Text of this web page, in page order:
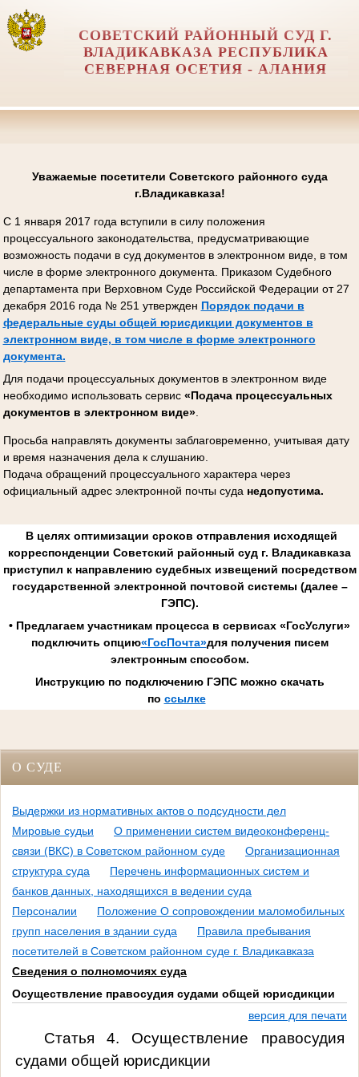
СОВЕТСКИЙ РАЙОННЫЙ СУД Г.
ВЛАДИКАВКАЗА РЕСПУБЛИКА
СЕВЕРНАЯ ОСЕТИЯ - АЛАНИЯ
Уважаемые посетители Советского районного суда
г.Владикавказа!
С 1 января 2017 года вступили в силу положения
процессуального законодательства, предусматривающие
возможность подачи в суд документов в электронном виде, в том
числе в форме электронного документа. Приказом Судебного
департамента при Верховном Суде Российской Федерации от 27
декабря 2016 года № 251 утвержден Порядок подачи в
федеральные суды общей юрисдикции документов в
электронном виде, в том числе в форме электронного
документа.
Для подачи процессуальных документов в электронном виде
необходимо использовать сервис «Подача процессуальных
документов в электронном виде».
Просьба направлять документы заблаговременно, учитывая дату
и время назначения дела к слушанию.
Подача обращений процессуального характера через
официальный адрес электронной почты суда недопустима.
В целях оптимизации сроков отправления исходящей
корреспонденции Советский районный суд г. Владикавказа
приступил к направлению судебных извещений посредством
государственной электронной почтовой системы (далее –
ГЭПС).
• Предлагаем участникам процесса в сервисах «ГосУслуги»
подключить опцию«ГосПочта»для получения писем
электронным способом.
Инструкцию по подключению ГЭПС можно скачать
по ссылке
О СУДЕ
Выдержки из нормативных актов о подсудности дел
Мировые судьи
О применении систем видеоконференц-
связи (ВКС) в Советском районном суде
Организационная
структура суда
Перечень информационных систем и
банков данных, находящихся в ведении суда
Персоналии
Положение О сопровождении маломобильных
групп населения в здании суда
Правила пребывания
посетителей в Советском районном суде г. Владикавказа
Сведения о полномочиях суда
Осуществление правосудия судами общей юрисдикции
версия для печати
Статья 4. Осуществление правосудия
судами общей юрисдикции